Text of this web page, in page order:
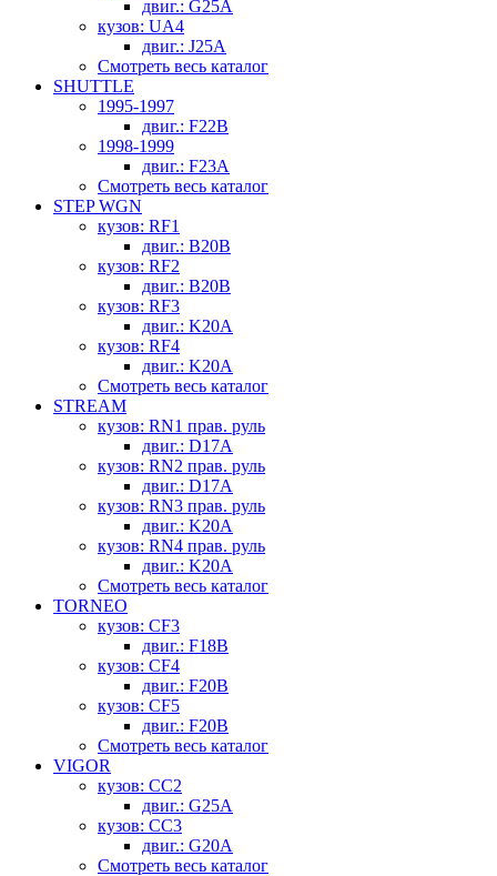
двиг.: G25A
кузов: UA4
двиг.: J25A
Смотреть весь каталог
SHUTTLE
1995-1997
двиг.: F22B
1998-1999
двиг.: F23A
Смотреть весь каталог
STEP WGN
кузов: RF1
двиг.: B20B
кузов: RF2
двиг.: B20B
кузов: RF3
двиг.: K20A
кузов: RF4
двиг.: K20A
Смотреть весь каталог
STREAM
кузов: RN1 прав. руль
двиг.: D17A
кузов: RN2 прав. руль
двиг.: D17A
кузов: RN3 прав. руль
двиг.: K20A
кузов: RN4 прав. руль
двиг.: K20A
Смотреть весь каталог
TORNEO
кузов: CF3
двиг.: F18B
кузов: CF4
двиг.: F20B
кузов: CF5
двиг.: F20B
Смотреть весь каталог
VIGOR
кузов: CC2
двиг.: G25A
кузов: CC3
двиг.: G20A
Смотреть весь каталог